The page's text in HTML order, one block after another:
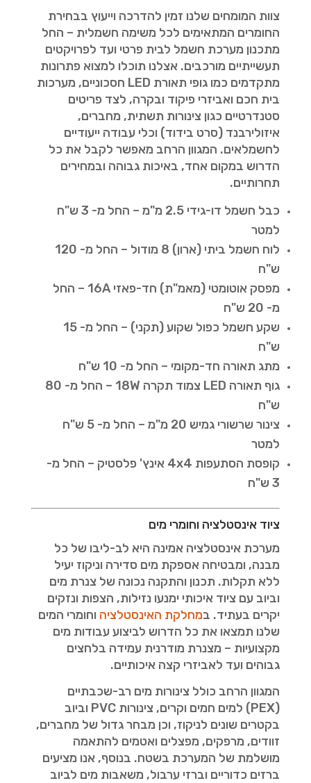
צוות המומחים שלנו זמין להדרכה וייעוץ בבחירת
החומרים המתאימים לכל משימה חשמלית – החל
מתכנון מערכת חשמל לבית פרטי ועד לפרויקטים
תעשייתיים מורכבים. אצלנו תוכלו למצוא פתרונות
מתקדמים כמו גופי תאורת LED חסכוניים, מערכות
בית חכם ואביזרי פיקוד ובקרה, לצד פריטים
סטנדרטיים כגון צינורות תשתית, מחברים,
איזולירבנד (סרט בידוד) וכלי עבודה ייעודיים
לחשמלאים. המגוון הרחב מאפשר לקבל את כל
הדרוש במקום אחד, באיכות גבוהה ובמחירים
תחרותיים.
כבל חשמל דו-גידי 2.5 מ"מ – החל מ- 3 ש"ח
למטר
לוח חשמל ביתי (ארון) 8 מודול – החל מ- 120
ש"ח
מפסק אוטומטי (מאמ"ת) חד-פאזי 16A – החל
מ- 20 ש"ח
שקע חשמל כפול שקוע (תקני) – החל מ- 15
ש"ח
מתג תאורה חד-מקומי – החל מ- 10 ש"ח
גוף תאורה LED צמוד תקרה 18W – החל מ- 80
ש"ח
צינור שרשורי גמיש 20 מ"מ – החל מ- 5 ש"ח
למטר
קופסת הסתעפות 4x4 אינץ' פלסטיק – החל מ-
3 ש"ח
ציוד אינסטלציה וחומרי מים
מערכת אינסטלציה אמינה היא לב-ליבו של כל
מבנה, ומבטיחה אספקת מים סדירה וניקוז יעיל
ללא תקלות. תכנון והתקנה נכונה של צנרת מים
וביוב עם ציוד איכותי ימנעו נזילות, הצפות ונזקים
יקרים בעתיד. במחלקת האינסטלציה וחומרי המים
שלנו תמצאו את כל הדרוש לביצוע עבודות מים
מקצועיות – מצנרת מודרנית עמידה בלחצים
גבוהים ועד לאביזרי קצה איכותיים.
המגוון הרחב כולל צינורות מים רב-שכבתיים
(PEX) למים חמים וקרים, צינורות PVC וביוב
בקטרים שונים לניקוז, וכן מבחר גדול של מחברים,
זוודים, מרפקים, מפצלים ואטמים להתאמה
מושלמת של המערכת בשטח. בנוסף, אנו מציעים
ברזים כדוריים וברזי ערבול, משאבות מים לביוב